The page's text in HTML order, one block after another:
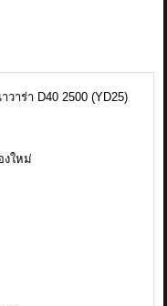
าร่า D40 2500 (YD25)
งใหม่